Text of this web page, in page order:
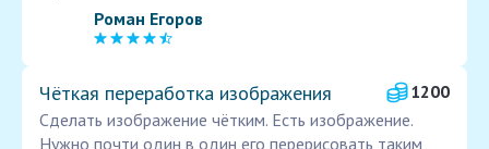
Роман Егоров
Чёткая переработка изображения
1200
Сделать изображение чётким. Есть изображение.
Нужно почти один в один его перерисовать таким